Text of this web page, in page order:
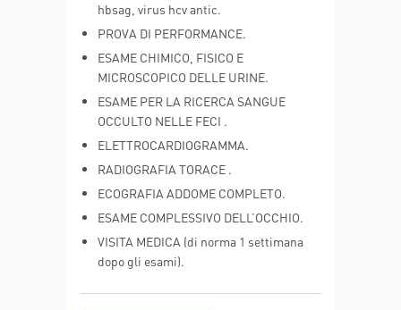
hbsag, virus hcv antic.
PROVA DI PERFORMANCE.
ESAME CHIMICO, FISICO E
MICROSCOPICO DELLE URINE.
ESAME PER LA RICERCA SANGUE
OCCULTO NELLE FECI .
ELETTROCARDIOGRAMMA.
RADIOGRAFIA TORACE .
ECOGRAFIA ADDOME COMPLETO.
ESAME COMPLESSIVO DELL’OCCHIO.
VISITA MEDICA (di norma 1 settimana
dopo gli esami).